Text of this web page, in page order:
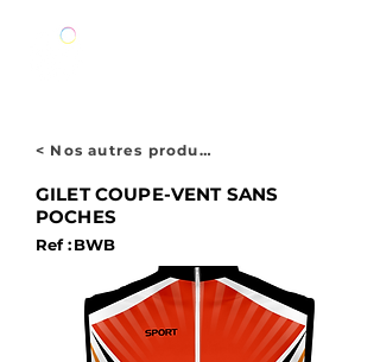
< Nos autres produits
GILET COUPE-VENT SANS
POCHES
Ref :BWB